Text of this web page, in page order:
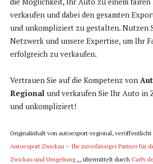
verkaufen und dabei den gesamten
und unkompliziert zu gestalten. Nutzen
Netzwerk und unsere Expertise, um Ihr
erfolgreich zu verkaufen.
Vertrauen Sie auf die Kompetenz von
Regional und verkaufen Sie Ihr Auto in
und unkompliziert!
Originalinhalt von autoexport-regional,
Autoexport Zwickau – Ihr zuverlässiger Partner für
Zwickau und Umgebung„, übermittelt durch CarPr.de